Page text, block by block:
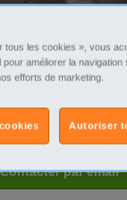
Contacter par email
tous les cookies », vous
améliorer la
efforts de marketing.
Autoriser